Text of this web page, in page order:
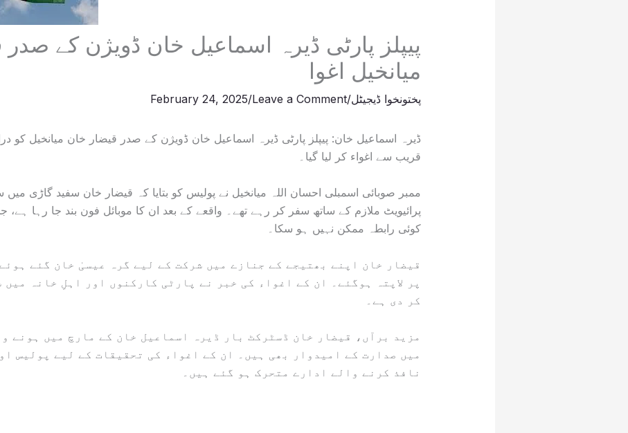
پیپلز پارٹی ڈیرہ اسماعیل خان ڈویژن کے
میانخیل اغوا
پختونخوا ڈیجیٹل/
Leave a Comment
/
February 24, 2025
ڈیرہ اسماعیل خان: پیپلز پارٹی ڈیرہ اسماعیل خان ڈویژن کے صدر قیضار خان میانخیل کو
قریب سے اغواء کر لیا گیا۔
ممبر صوبائی اسمبلی احسان اللہ میانخیل نے پولیس کو بتایا کہ قیضار خان سفید گاڑی
پرائیویٹ ملازم کے ساتھ سفر کر رہے تھے۔ واقعے کے بعد ان کا موبائل فون بند جا رہا
کوئی رابطہ ممکن نہیں ہو سکا۔
قیضار خان اپنے بھتیجے کے جنازے میں شرکت کے لیے گرہ عیسیٰ خان گئے
پر لاپتہ ہوگئے۔ ان کے اغواء کی خبر نے پارٹی کارکنوں اور اہلِ خانہ میں
کر دی ہے۔
مزید برآں، قیضار خان ڈسٹرکٹ بار ڈیرہ اسماعیل خان کے مارچ میں ہونے
میں صدارت کے امیدوار بھی ہیں۔ ان کے اغواء کی تحقیقات کے لیے پولیس
نافذ کرنے والے ادارے متحرک ہو گئے ہیں۔